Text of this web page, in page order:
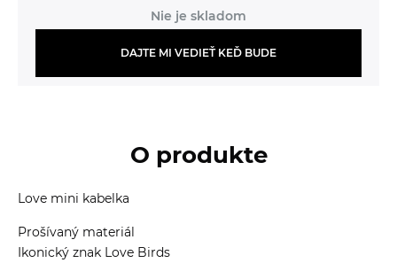
Nie je skladom
DAJTE MI VEDIEŤ KEĎ BUDE
O produkte
Love mini kabelka
Prošívaný materiál
Ikonický znak Love Birds